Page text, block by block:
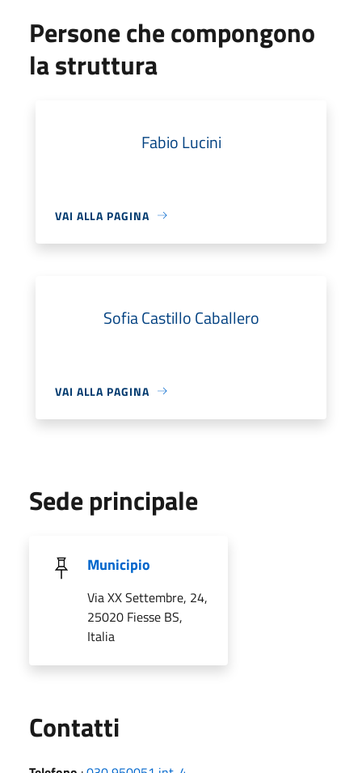
Persone che compongono
la struttura
Fabio Lucini
VAI ALLA PAGINA
Sofia Castillo Caballero
VAI ALLA PAGINA
Sede principale
Municipio
Via XX Settembre, 24,
25020 Fiesse BS,
Italia
Contatti